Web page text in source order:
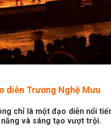
diễn Trương Nghệ Mưu
chỉ là một đạo diễn nổi
và sáng tạo vượt trội.